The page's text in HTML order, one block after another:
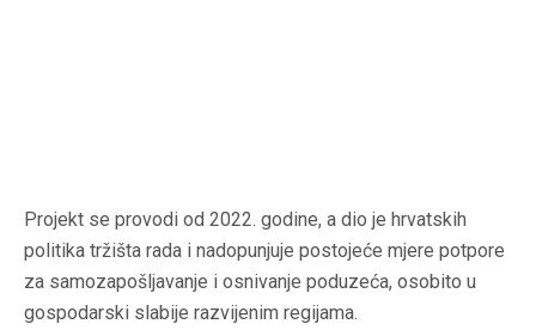
Projekt se provodi od 2022. godine, a dio je hrvatskih
politika tržišta rada i nadopunjuje postojeće mjere potpore
za samozapošljavanje i osnivanje poduzeća, osobito u
gospodarski slabije razvijenim regijama.